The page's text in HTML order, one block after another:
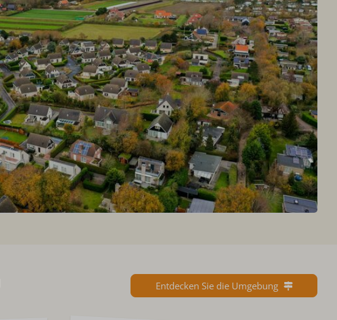
Entdecken Sie die Umgebung